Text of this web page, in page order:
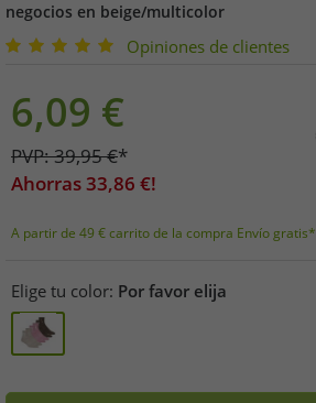
negocios en beige/multicolor
Opiniones de clientes
6,09 €
PVP:39,95€*
Ahorras33,86 €!
A partir de 49 € carrito de la compra Envío gratis*
Elige tu color: Por favor elija